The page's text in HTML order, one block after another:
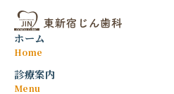
ホーム
Home
診療案内
Menu
入れ歯・義歯